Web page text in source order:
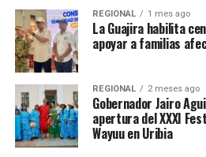
REGIONAL 1 mes ago
La Guajira habilita
apoyar a familias
REGIONAL 2 meses ago
Gobernador Jairo
apertura del XXXI
Wayuu en Uribia